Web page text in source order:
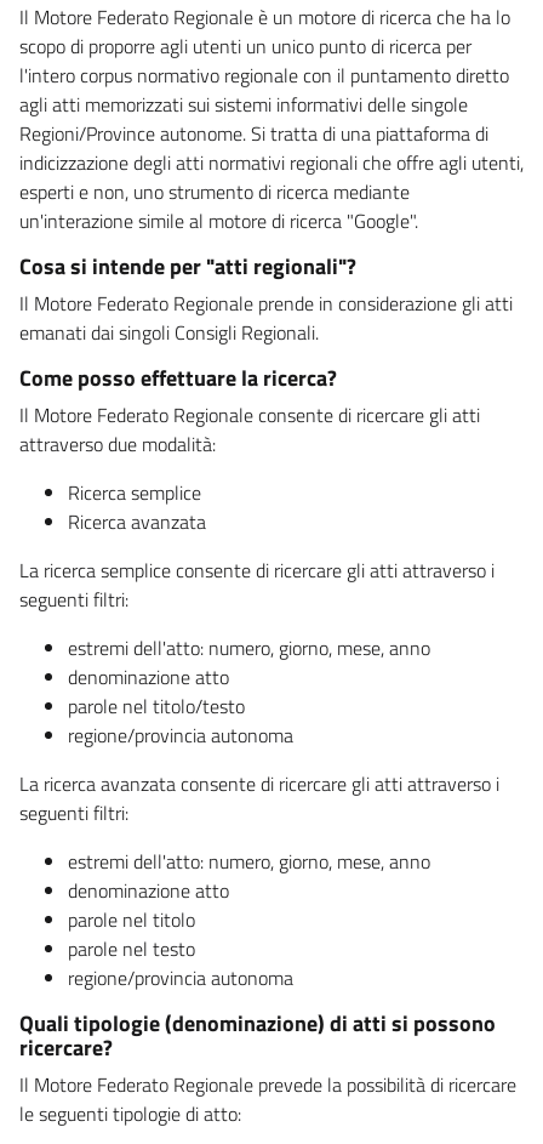
Il Motore Federato Regionale è un motore di ricerca che ha lo
scopo di proporre agli utenti un unico punto di ricerca per
l'intero corpus normativo regionale con il puntamento diretto
agli atti memorizzati sui sistemi informativi delle singole
Regioni/Province autonome. Si tratta di una piattaforma di
indicizzazione degli atti normativi regionali che offre agli utenti,
esperti e non, uno strumento di ricerca mediante
un'interazione simile al motore di ricerca "Google".
Cosa si intende per "atti regionali"?
Il Motore Federato Regionale prende in considerazione gli atti
emanati dai singoli Consigli Regionali.
Come posso effettuare la ricerca?
Il Motore Federato Regionale consente di ricercare gli atti
attraverso due modalità:
Ricerca semplice
Ricerca avanzata
La ricerca semplice consente di ricercare gli atti attraverso i
seguenti filtri:
estremi dell'atto: numero, giorno, mese, anno
denominazione atto
parole nel titolo/testo
regione/provincia autonoma
La ricerca avanzata consente di ricercare gli atti attraverso i
seguenti filtri:
estremi dell'atto: numero, giorno, mese, anno
denominazione atto
parole nel titolo
parole nel testo
regione/provincia autonoma
Quali tipologie (denominazione) di atti si possono
ricercare?
Il Motore Federato Regionale prevede la possibilità di ricercare
le seguenti tipologie di atto: